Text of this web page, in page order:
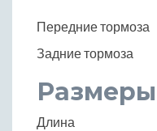
Передние тормоза
Задние тормоза
Длина